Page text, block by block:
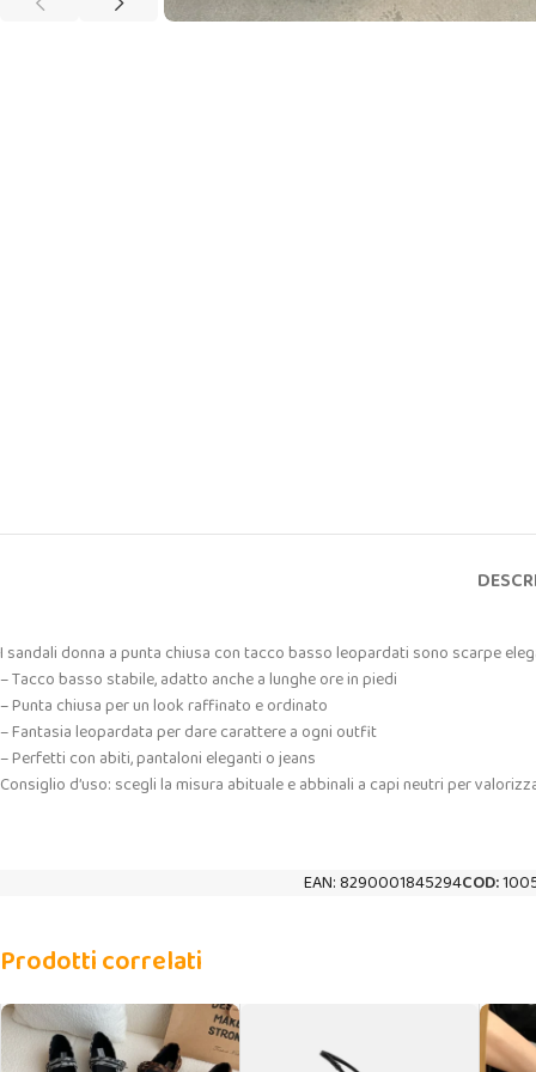
I sandali donna a punta chiusa con tacco basso leopardati sono scarpe
– Tacco basso stabile, adatto anche a lunghe ore in piedi
– Punta chiusa per un look raffinato e ordinato
– Fantasia leopardata per dare carattere a ogni outfit
– Perfetti con abiti, pantaloni eleganti o jeans
Consiglio d’uso: scegli la misura abituale e abbinali a capi neutri per
EAN:8290001845294COD:
Prodotti correlati